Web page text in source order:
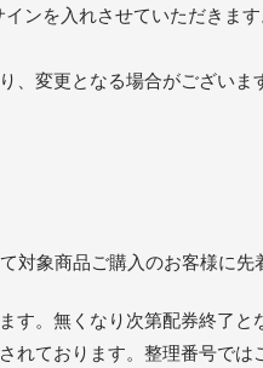
ンを入れさせていただきま
変更となる場合がございま
対象商品ご購入のお客様に
。無くなり次第配券終了と
ております。整理番号では